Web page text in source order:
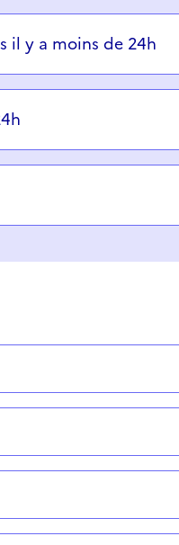
il y a moins de 24h